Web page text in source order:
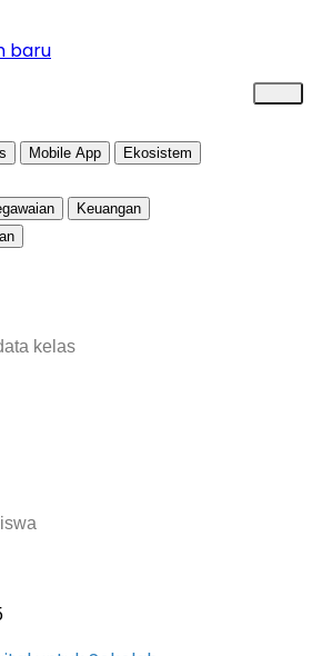
Mobile App
Ekosistem
Keuangan
kelas